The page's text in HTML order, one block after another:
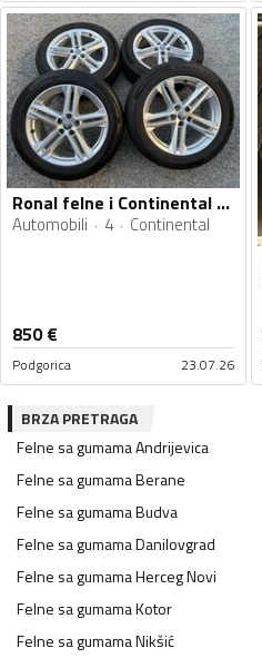
Ronal felne i Continental gume
Automobili 4 Continental
850€
Podgorica 23.07.26
BRZA PRETRAGA
Felne sa gumamaAndrijevica
Felne sa gumamaBerane
Felne sa gumamaBudva
Felne sa gumamaDanilovgrad
Felne sa gumamaHerceg Novi
Felne sa gumamaKotor
Felne sa gumamaNikšić